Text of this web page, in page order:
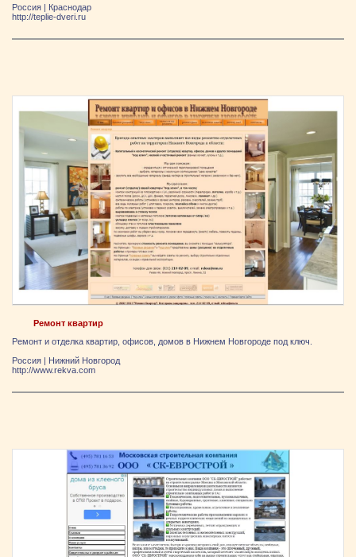
Россия | Краснодар
http://teplie-dveri.ru
Ремонт квартир
Ремонт и отделка квартир, офисов, домов в Нижнем Новгороде под ключ.
Россия
Нижний Новгород
http://www.rekva.com